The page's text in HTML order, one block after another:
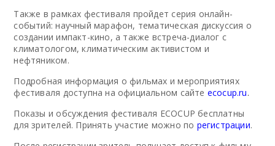
Также в рамках фестиваля пройдет серия онлайн-
событий: научный марафон, тематическая дискуссия о
создании импакт-кино, а также встреча-диалог с
климатологом, климатическим активистом и
нефтяником.
Подробная информация о фильмах и мероприятиях
фестиваля доступна на официальном сайте ecocup.ru.
Показы и обсуждения фестиваля ECOCUP бесплатны
для зрителей. Принять участие можно по регистрации.